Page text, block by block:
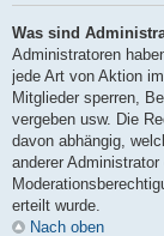
Was sind
Administratoren
jede Art von Aktion
Mitglieder sperren,
vergeben usw. Die
davon abhängig,
anderer
erteilt wurde.
Nach oben